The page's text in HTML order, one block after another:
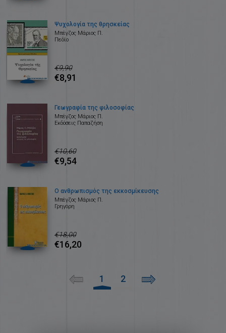
Ψυχολογία της θρησκείας
Μπέγζος Μάριος Π.
Πεδίο
€9,90
€8,91
Γεωγραφία της φιλοσοφίας
Μπέγζος Μάριος Π.
Εκδόσεις Παπαζήση
€10,60
€9,54
Ο ανθρωπισμός της εκκοσμίκευσης
Μπέγζος Μάριος Π.
Γρηγόρη
€18,00
€16,20
1 2